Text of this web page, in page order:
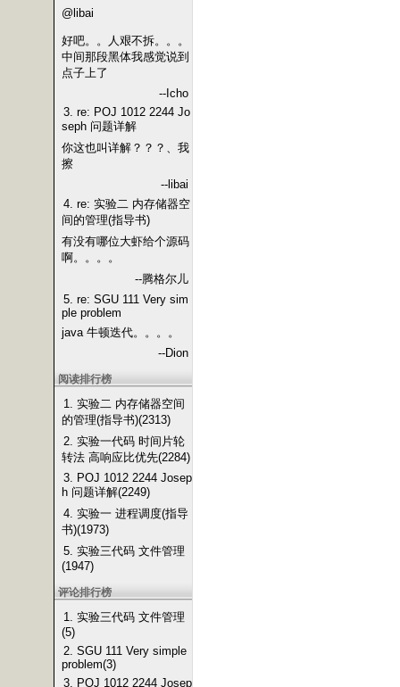
@libai
好吧。。人艰不拆。。。
中间那段黑体我感觉说到
点子上了
--Icho
3. re: POJ 1012 2244 Jo
seph 问题详解
你这也叫详解？？？、我
擦
--libai
4. re: 实验二 内存储器空
间的管理(指导书)
有没有哪位大虾给个源码
啊。。。。
--腾格尔儿
5. re: SGU 111 Very sim
ple problem
java 牛顿迭代。。。。
--Dion
阅读排行榜
1. 实验二 内存储器空间
的管理(指导书)(2313)
2. 实验一代码 时间片轮
转法 高响应比优先(2284)
3. POJ 1012 2244 Josep
h 问题详解(2249)
4. 实验一 进程调度(指导
书)(1973)
5. 实验三代码 文件管理
(1947)
评论排行榜
1. 实验三代码 文件管理
(5)
2. SGU 111 Very simple
problem(3)
3. POJ 1012 2244 Josep